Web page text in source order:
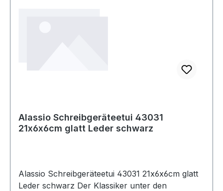
Alassio Schreibgeräteetui 43031
21x6x6cm glatt Leder schwarz
Alassio Schreibgeräteetui 43031 21x6x6cm glatt
Leder schwarz Der Klassiker unter den